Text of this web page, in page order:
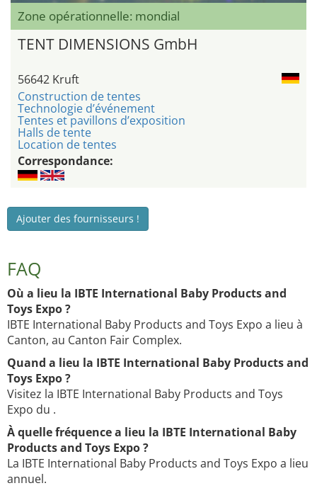
Zone opérationnelle: mondial
TENT DIMENSIONS GmbH
56642 Kruft
Construction de tentes
Technologie d’événement
Tentes et pavillons d’exposition
Halls de tente
Location de tentes
Correspondance:
Ajouter des fournisseurs !
FAQ
Où a lieu la IBTE International Baby Products and
Toys Expo ?
IBTE International Baby Products and Toys Expo a lieu à
Canton, au Canton Fair Complex.
Quand a lieu la IBTE International Baby Products and
Toys Expo ?
Visitez la IBTE International Baby Products and Toys
Expo du .
À quelle fréquence a lieu la IBTE International Baby
Products and Toys Expo ?
La IBTE International Baby Products and Toys Expo a lieu
annuel.